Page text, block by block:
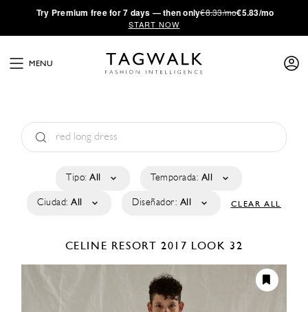
·Try Premium free for 7 days — then only€8.33/mo€5.83/mo
START NOW
MENU
Tipo: All Temporada: All
Ciudad: All Diseñador: All CLEAR ALL
CELINE RESORT 2017 LOOK 32